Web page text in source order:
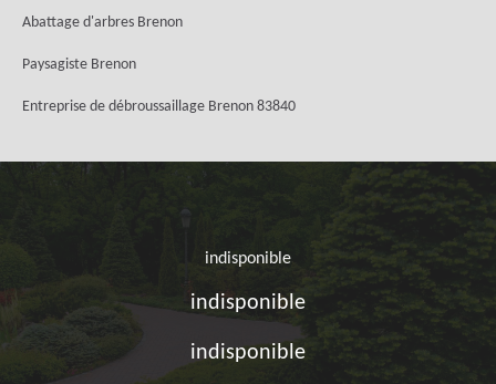
Abattage d'arbres Brenon
Paysagiste Brenon
Entreprise de débroussaillage Brenon 83840
indisponible
indisponible
indisponible